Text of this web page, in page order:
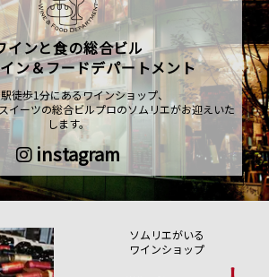
インと食の総合ビル
ン＆フードデパートメント
徒歩1分にあるワインショップ、
イーツの総合ビルプロのソムリエがお迎えいた
します。
instagram
ソムリエがいる
ワインショップ